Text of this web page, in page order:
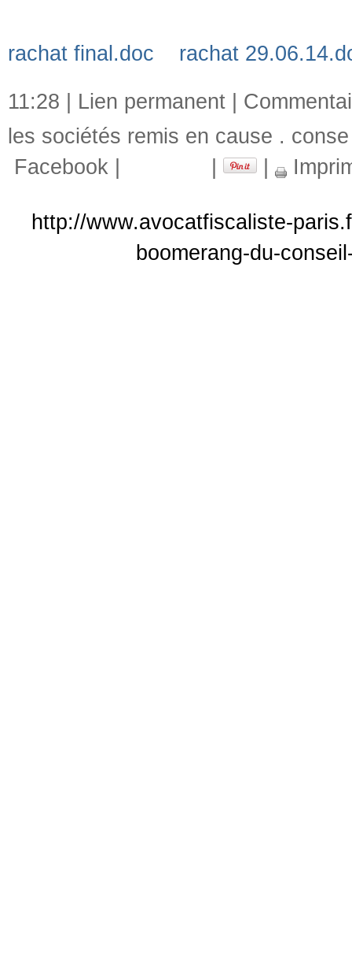
rachat final.doc rachat
11:28 | Lien permanent
les sociétés remis en cause . conse
Facebook
http://www.avocatfiscaliste-
boomerang-du-